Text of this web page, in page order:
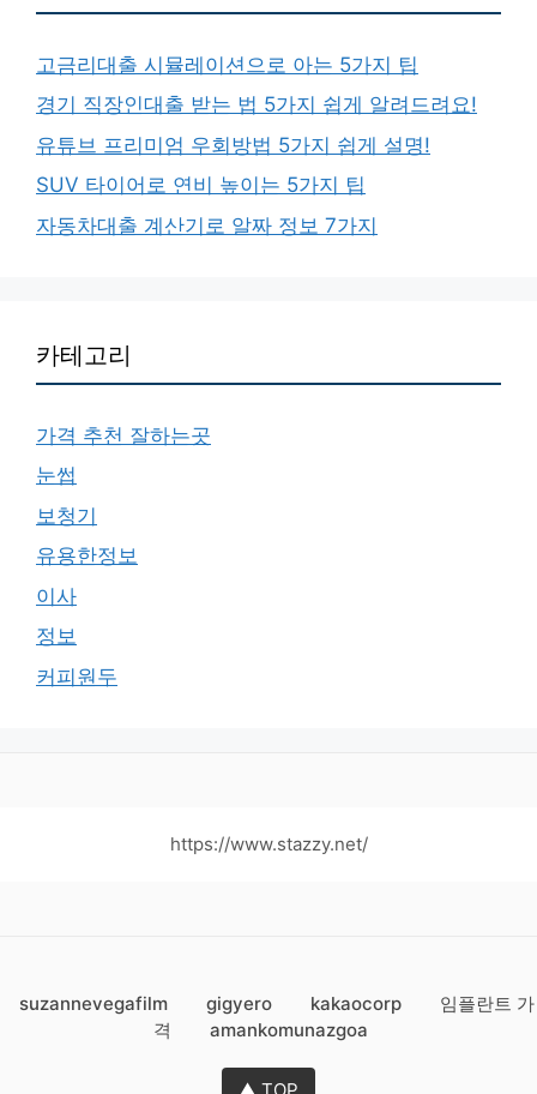
고금리대출 시뮬레이션으로 아는 5가지 팁
경기 직장인대출 받는 법 5가지 쉽게 알려드려요!
유튜브 프리미엄 우회방법 5가지 쉽게 설명!
SUV 타이어로 연비 높이는 5가지 팁
자동차대출 계산기로 알짜 정보 7가지
카테고리
가격 추천 잘하는곳
눈썹
보청기
유용한정보
이사
정보
커피원두
https://www.stazzy.net/
suzannevegafilm gigyero kakaocorp
임플란트 가
격
amankomunazgoa
▲ TOP